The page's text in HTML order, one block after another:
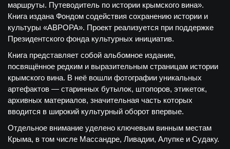
маршруты. Путеводитель по истории крымского вина».
Книга издана Фондом содействия сохранению истории и
культуры «АВРОРА». Проект реализуется при поддержке
Президентского фонда культурных инициатив.
Книга представляет собой альбомное издание,
посвящённое редким и выразительным страницам истории
крымского вина. В неё вошли фотографии уникальных
артефактов — старинных бутылок, штопоров, этикеток,
архивных материалов, значительная часть которых
вводится в широкий культурный оборот впервые.
Отдельное внимание уделено ключевым винным местам
Крыма, в том числе Массандре, Ливадии, Алупке и Судаку.